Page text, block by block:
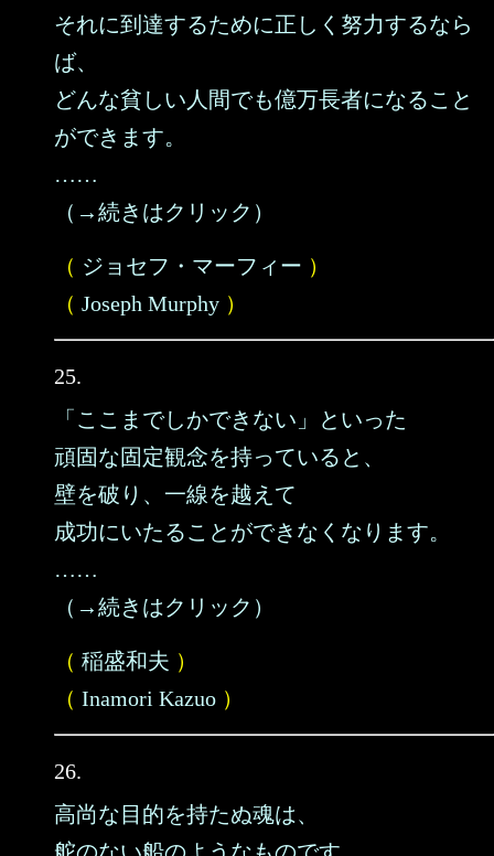
それに到達するために正しく努力するなら
ば、
どんな貧しい人間でも億万長者になること
ができます。
……
（→続きはクリック）
（ ジョセフ・マーフィー ）
（ Joseph Murphy ）
25.
「ここまでしかできない」といった
頑固な固定観念を持っていると、
壁を破り、一線を越えて
成功にいたることができなくなります。
……
（→続きはクリック）
（ 稲盛和夫 ）
（ Inamori Kazuo ）
26.
高尚な目的を持たぬ魂は、